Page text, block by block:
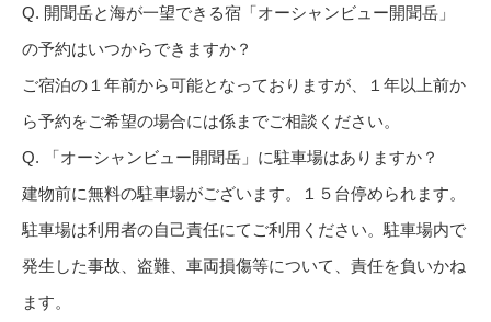
Q. 開聞岳と海が一望できる宿「オーシャンビュー開聞岳」
の予約はいつからできますか？
ご宿泊の１年前から可能となっておりますが、１年以上前か
ら予約をご希望の場合には係までご相談ください。
Q. 「オーシャンビュー開聞岳」に駐車場はありますか？
建物前に無料の駐車場がございます。１５台停められます。
駐車場は利用者の自己責任にてご利用ください。駐車場内で
発生した事故、盗難、車両損傷等について、責任を負いかね
ます。